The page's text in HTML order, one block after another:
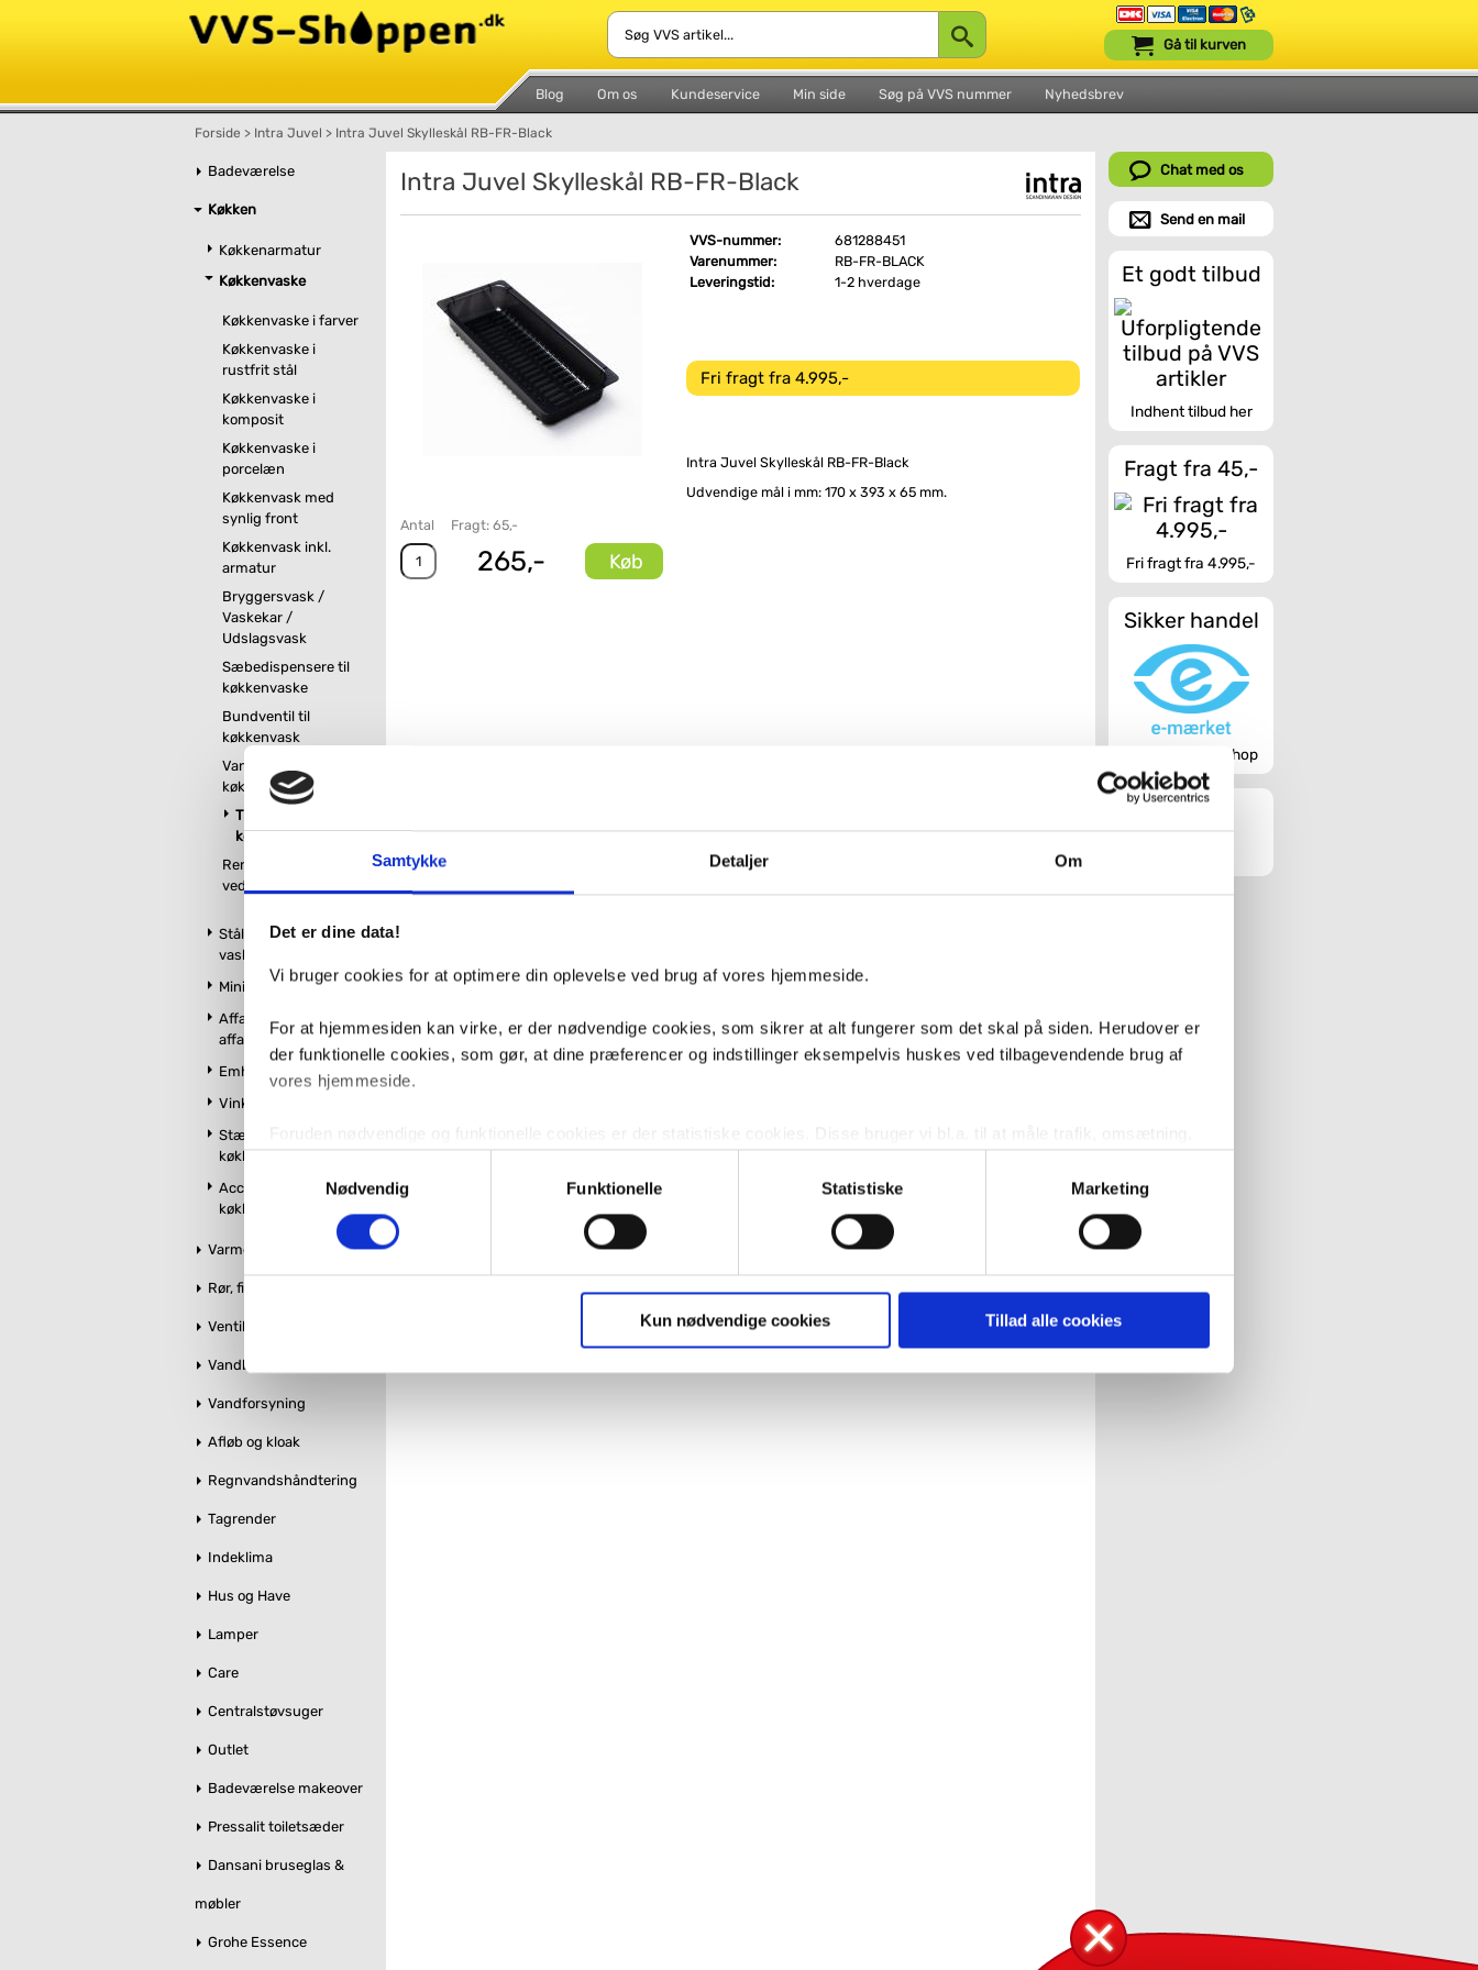
Samtykke Detaljer Om
Det er dine data!
Vi bruger cookies for at optimere din oplevelse ved brug af vores hjemmeside.
For at hjemmesiden kan virke, er der nødvendige cookies, som sikrer at alt fungerer som det skal på siden. Herudover er
der funktionelle cookies, som gør, at dine præferencer og indstillinger eksempelvis huskes ved tilbagevendende brug af
vores hjemmeside.
med henblik på annonceindhold, som giver mening for den enkelte af vores kunder.
VVS-Shoppen.dk bruger både egne cookies og tredjeparts cookies. Ved at klikke 'Vis detaljer' nedenfor kan du se hvilke
Hvis du accepterer alle cookies, så giver du samtykke til de ovenfor nævnte formål med de pågældende cookies. Du har
imidlertid også mulighed for at vælge bestemte cookie-typer til og fra nedenfor. Til enhver tid er det ligeledes muligt, at
ændre i dit samtykke, hvis du måtte ønske det.
Samtykkevalg
Nødvendig
Funktionelle Statistiske Marketing
Kun nødvendige cookies Tillad alle cookies
Blog Om os Kundeservice Min side Søg på VVS nummer Nyhedsbrev
Gå til kurven
Forside > Intra Juvel > Intra Juvel Skylleskål RB-FR-Black
Badeværelse
Køkken
Køkkenarmatur
Køkkenvaske
Køkkenvaske i farver
Køkkenvaske i
rustfrit stål
Køkkenvaske i
komposit
Køkkenvaske i
porcelæn
Køkkenvask med
synlig front
Køkkenvask inkl.
armatur
Bryggersvask /
Vaskekar /
Udslagsvask
Sæbedispensere til
køkkenvaske
Bundventil til
køkkenvask
Vandlås til
køkkenvask
Tilbehør til
køkkenvaske
Rengøring og
vedligeholdelse
Stålbordplader med
vask
Minikøkken
Affaldssortering og
affaldskværne
Emhætter
Vinkøleskabe
Stænkplader til
køkken
Accessories til
køkken og udekøkken
Varme og styring
Rør, fittings og tilbehør
Ventiler og stophaner
Vandbehandling
Vandforsyning
Afløb og kloak
Regnvandshåndtering
Tagrender
Indeklima
Hus og Have
Lamper
Care
Centralstøvsuger
Outlet
Badeværelse makeover
Pressalit toiletsæder
Dansani bruseglas &
møbler
Grohe Essence
Intra Juvel Skylleskål RB-FR-Black
Antal Fragt: 65,-
265,- Køb
VVS-nummer:
681288451
Varenummer:
RB-FR-BLACK
Leveringstid:
1-2 hverdage
Fri fragt fra 4.995,-
Intra Juvel Skylleskål RB-FR-Black
Udvendige mål i mm: 170 x 393 x 65 mm.
Chat med os
Send en mail
Et godt tilbud
Indhent tilbud her
Fragt fra 45,-
Fri fragt fra 4.995,-
Sikker handel
Godkendt webshop